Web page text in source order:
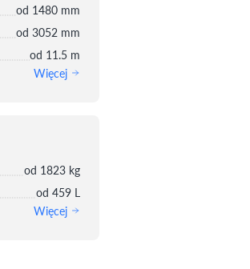
od 1480 mm
od 3052 mm
od 11.5 m
Więcej
od 1823 kg
od 459 L
Więcej